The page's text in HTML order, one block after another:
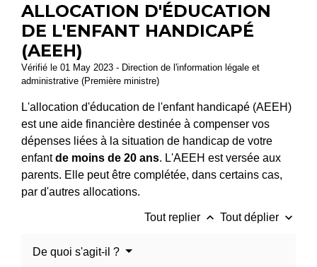
ALLOCATION D'ÉDUCATION
DE L'ENFANT HANDICAPÉ
(AEEH)
Vérifié le 01 May 2023 - Direction de l'information légale et
administrative (Première ministre)
L'allocation d'éducation de l'enfant handicapé (AEEH)
est une aide financière destinée à compenser vos
dépenses liées à la situation de handicap de votre
enfantde moins de 20 ans. L'AEEH est versée aux
parents. Elle peut être complétée, dans certains cas,
par d'autres allocations.
Tout replier keyboard_arrow_up Tout déplier keyboard_arrow_down
De quoi s'agit-il ?